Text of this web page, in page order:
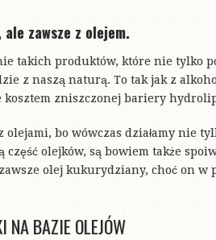
zawsze z olejem.
takich produktów, które nie tylko
z naszą naturą. To tak jak z
zniszczonej bariery
bo wówczas działamy nie
część olejków, są bowiem także
olej kukurydziany, choć on
NA BAZIE OLEJÓW